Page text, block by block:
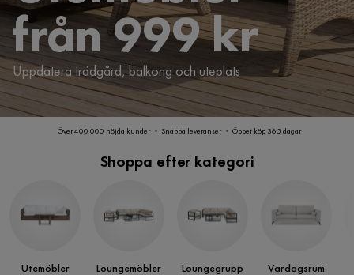
från 999 kr
Uppdatera trädgård, balkong och uteplats
Över 400 000 nöjda kunder • Snabba leveranser • Öppet köp 365 dagar
Shoppa efter kategori
Utemöbler Loungemöbler Loungegrupp Vardagsrum